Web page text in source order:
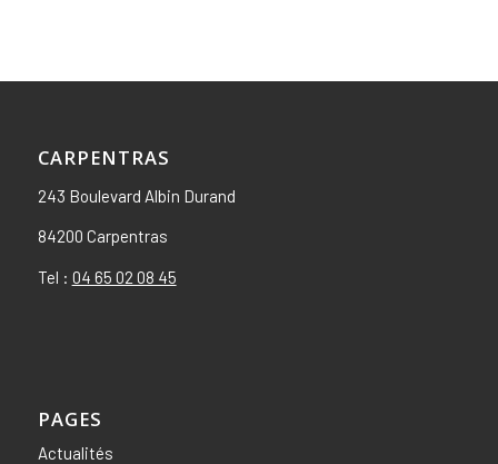
CARPENTRAS
243 Boulevard Albin Durand
84200 Carpentras
Tel : 04 65 02 08 45
PAGES
Actualités